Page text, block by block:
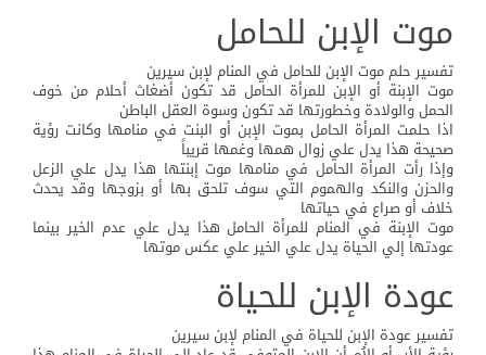
موت الإبن للحامل
تفسير حلم موت الإبن للحامل في المنام لإبن سيرين
موت الإبنة أو الإبن للمرأة الحامل قد تكون أضغاث أحلام من خوف
الحمل والولادة وخطورتها قد تكون وسوة العقل الباطن
اذا حلمت المرأة الحامل بموت الإبن أو البنت في منامها وكانت رؤية
صحيحة هذا يدل علي زوال همها وغمها قريباً
وإذا رأت المرأة الحامل في منامها موت إبنتها هذا يدل علي الزعل
والحزن والنكد والهموم التي سوف تلحق بها أو بزوجها وقد يحدث
خلاف أو صراع في حياتها
موت الإبنة في المنام للمرأة الحامل هذا يدل علي عدم الخير بينما
عودتها إلي الحياة يدل علي الخير علي عكس موتها
عودة الإبن للحياة
تفسير عودة الإبن للحياة في المنام لإبن سيرين